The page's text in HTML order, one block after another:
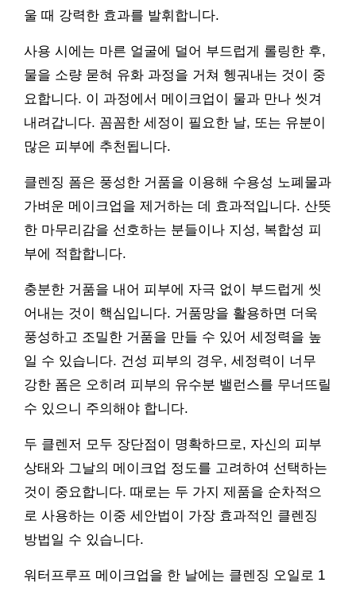
울 때 강력한 효과를 발휘합니다.
사용 시에는 마른 얼굴에 덜어 부드럽게 롤링한 후,
물을 소량 묻혀 유화 과정을 거쳐 헹궈내는 것이 중
요합니다. 이 과정에서 메이크업이 물과 만나 씻겨
내려갑니다. 꼼꼼한 세정이 필요한 날, 또는 유분이
많은 피부에 추천됩니다.
클렌징 폼은 풍성한 거품을 이용해 수용성 노폐물과
가벼운 메이크업을 제거하는 데 효과적입니다. 산뜻
한 마무리감을 선호하는 분들이나 지성, 복합성 피
부에 적합합니다.
충분한 거품을 내어 피부에 자극 없이 부드럽게 씻
어내는 것이 핵심입니다. 거품망을 활용하면 더욱
풍성하고 조밀한 거품을 만들 수 있어 세정력을 높
일 수 있습니다. 건성 피부의 경우, 세정력이 너무
강한 폼은 오히려 피부의 유수분 밸런스를 무너뜨릴
수 있으니 주의해야 합니다.
두 클렌저 모두 장단점이 명확하므로, 자신의 피부
상태와 그날의 메이크업 정도를 고려하여 선택하는
것이 중요합니다. 때로는 두 가지 제품을 순차적으
로 사용하는 이중 세안법이 가장 효과적인 클렌징
방법일 수 있습니다.
워터프루프 메이크업을 한 날에는 클렌징 오일로 1